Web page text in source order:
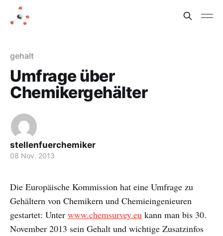
gehalt
Umfrage über
Chemikergehälter
stellenfuerchemiker
08 Nov. 2013
Die Europäische Kommission hat eine Umfrage zu
Gehältern von Chemikern und Chemieingenieuren
gestartet: Unter www.chemsurvey.eu kann man bis 30.
November 2013 sein Gehalt und wichtige Zusatzinfos